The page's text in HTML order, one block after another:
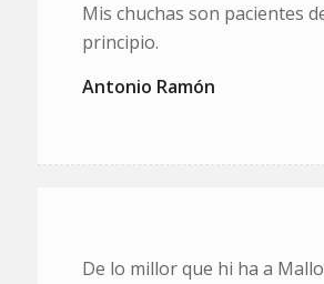
Mis chuchas son pacientes
principio.
Antonio Ramón
De lo millor que hi ha a